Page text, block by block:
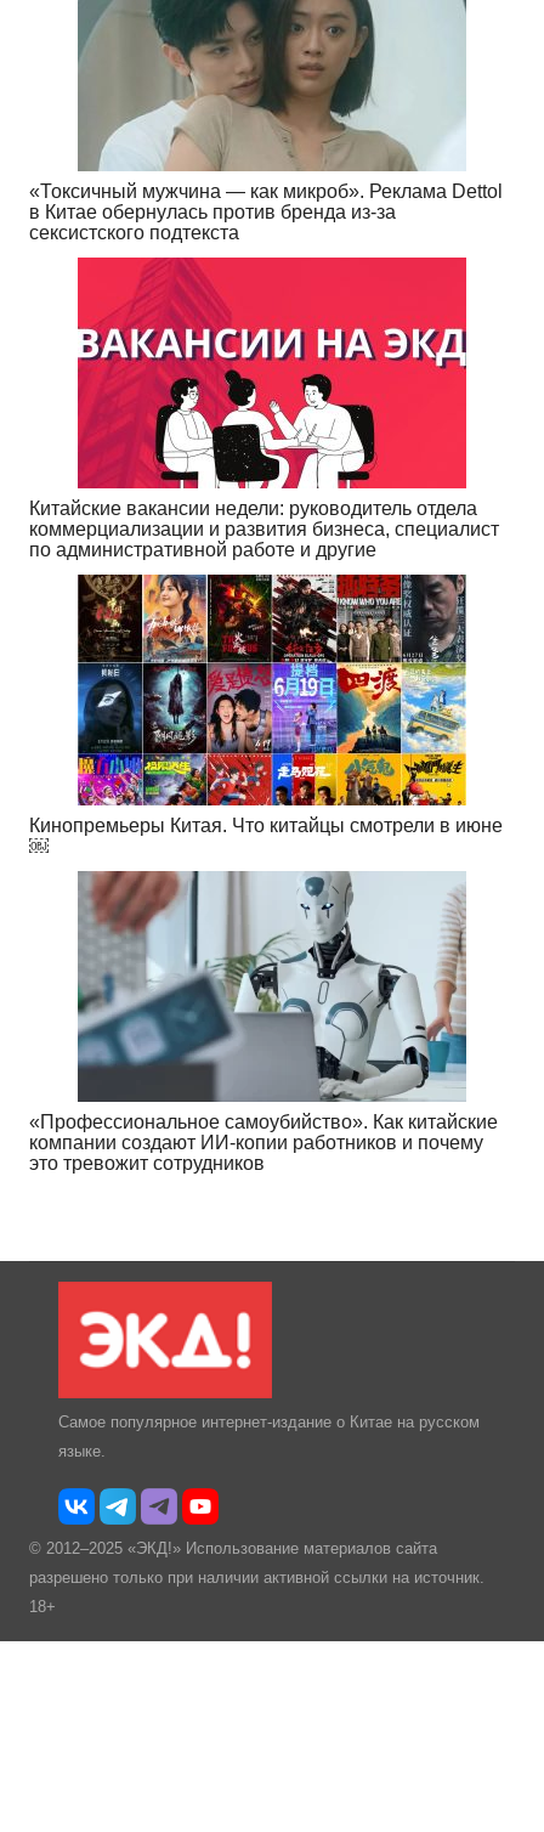
«Токсичный мужчина — как микроб». Реклама Dettol
в Китае обернулась против бренда из-за
сексистского подтекста
Китайские вакансии недели: руководитель отдела
коммерциализации и развития бизнеса, специалист
по административной работе и другие
Кинопремьеры Китая. Что китайцы смотрели в июне
￼
«Профессиональное самоубийство». Как китайские
компании создают ИИ-копии работников и почему
это тревожит сотрудников
Самое популярное интернет-издание о Китае на русском
языке.
© 2012–2025 «ЭКД!» Использование материалов сайта
разрешено только при наличии активной ссылки на источник.
18+